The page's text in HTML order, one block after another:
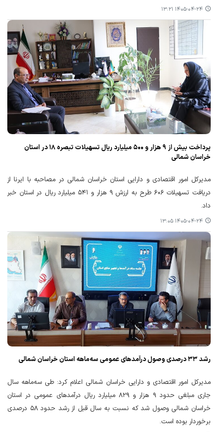
۱۴۰۵-۰۴-۲۴ ۱۳:۲۱
پرداخت بیش از ۹ هزار و ۵۰۰ میلیارد ریال تسهیلات تبصره ۱۸ در استان
خراسان شمالی
مدیرکل امور اقتصادی و دارایی استان خراسان شمالی در مصاحبه با ایرنا از
دریافت تسهیلات ۶۰۶ طرح به ارزش ۹ هزار و ۵۴۱ میلیارد ریال در استان خبر
داد.
۱۴۰۵-۰۴-۲۴ ۱۳:۰۵
رشد ۳۳ درصدی وصول درآمدهای عمومی سه‌ماهه استان خراسان شمالی
مدیرکل امور اقتصادی و دارایی خراسان شمالی اعلام کرد: طی سه‌ماهه سال
جاری مبلغی حدود ۹ هزار و ۸۲۹ میلیارد ریال درآمدهای عمومی در استان
خراسان شمالی وصول شد که نسبت به سال قبل از رشد حدود ۵۸ درصدی
برخوردار بوده است.